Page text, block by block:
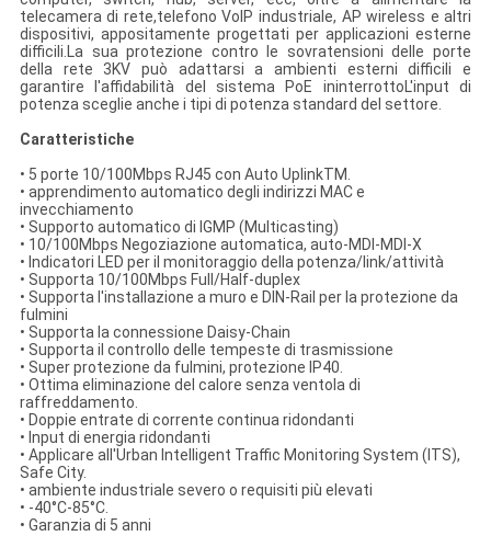
telecamera di rete,telefono VoIP industriale, AP wireless e altri
dispositivi, appositamente progettati per applicazioni esterne
difficili.La sua protezione contro le sovratensioni delle porte
della rete 3KV può adattarsi a ambienti esterni difficili e
garantire l'affidabilità del sistema PoE ininterrottoL'input di
potenza sceglie anche i tipi di potenza standard del settore.
Caratteristiche
• 5 porte 10/100Mbps RJ45 con Auto UplinkTM.
• apprendimento automatico degli indirizzi MAC e
invecchiamento
• Supporto automatico di IGMP (Multicasting)
• 10/100Mbps Negoziazione automatica, auto-MDI-MDI-X
• Indicatori LED per il monitoraggio della potenza/link/attività
• Supporta 10/100Mbps Full/Half-duplex
• Supporta l'installazione a muro e DIN-Rail per la protezione da
fulmini
• Supporta la connessione Daisy-Chain
• Supporta il controllo delle tempeste di trasmissione
• Super protezione da fulmini, protezione IP40.
• Ottima eliminazione del calore senza ventola di
raffreddamento.
• Doppie entrate di corrente continua ridondanti
• Input di energia ridondanti
• Applicare all'Urban Intelligent Traffic Monitoring System (ITS),
Safe City.
• ambiente industriale severo o requisiti più elevati
• -40°C-85°C.
• Garanzia di 5 anni